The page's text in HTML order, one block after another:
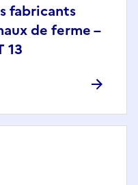
fabricants
de ferme –
13